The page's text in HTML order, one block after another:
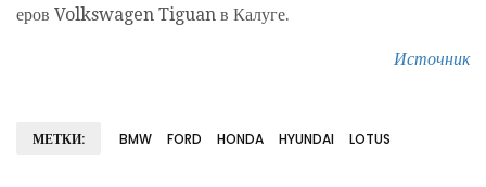
еров Volkswagen Tiguan в Калуге.
Источник
МЕТКИ: BMW FORD HONDA HYUNDAI LOTUS